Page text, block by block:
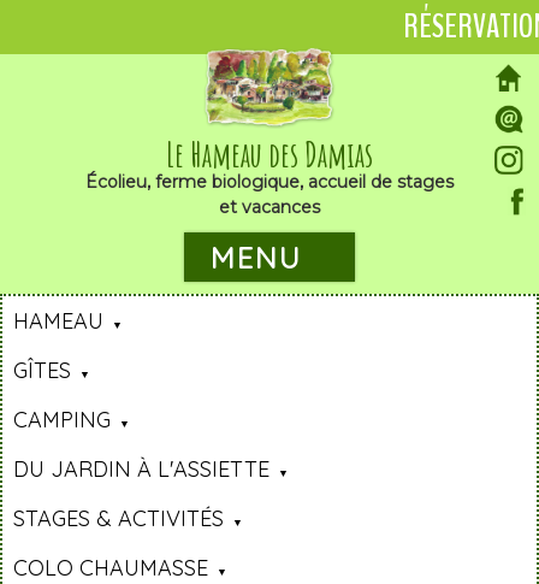
Le Hameau des Damias
Écolieu, ferme biologique, accueil de stages
et vacances
MENU
HAMEAU
GÎTES
CAMPING
DU JARDIN À L'ASSIETTE
STAGES & ACTIVITÉS
COLO CHAUMASSE